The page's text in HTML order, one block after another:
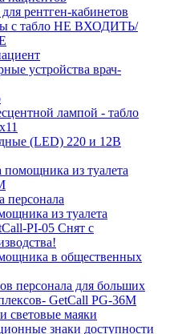
рентген-кабинетов
с табло НЕ ВХОДИТЬ/
устройства врач-
лампой - табло
(LED) 220 и 12В
помощника из туалета
персонала
из туалета
PI-05 Снят с
в общественных
персонала для больших
GetCall PG-36M
световые маяки
знаки доступности